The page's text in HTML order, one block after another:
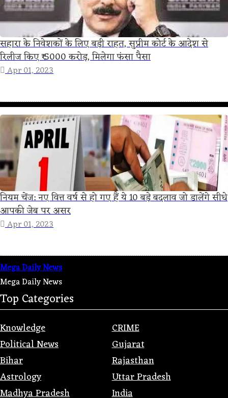
सहारा के निवेशकों के लिए बड़ी राहत, सुप्रीम कोर्ट के आदेश से
रिलीज किए ₹ 5000 करोड़, मिलेगा फंसा पैसा
Apr 01, 2023
नियम चेंज: नए वित्त वर्ष से हो गए हैं ये 10 बड़े बदलाव जो डालेंगे सीधे
आपकी जेब पर असर
Apr 01, 2023
Mega Daily News
Mega Daily News
Top Categories
Knowledge
CRIME
Political News
Gujarat
Bihar
Rajasthan
Astrology
Uttar Pradesh
Madhya Pradesh
India